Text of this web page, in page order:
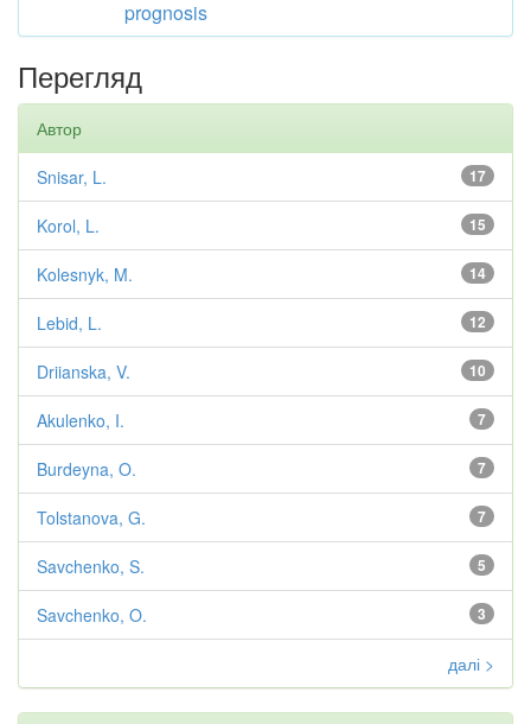
prognosis
Перегляд
Автор
17
Snisar, L.
15
Korol, L.
14
Kolesnyk, M.
12
Lebid, L.
10
Driianska, V.
7
Akulenko, I.
7
Burdeyna, O.
7
Tolstanova, G.
5
Savchenko, S.
3
Savchenko, O.
далі >